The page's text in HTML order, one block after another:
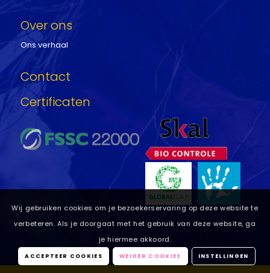
Over ons
Ons verhaal
Contact
Certificaten
Wij gebruiken cookies om je bezoekerservaring op deze website te
verbeteren. Als je doorgaat met het gebruik van deze website, ga
je hiermee akkoord.
ACCEPTEER COOKIES WEIGER COOKIES INSTELLINGEN